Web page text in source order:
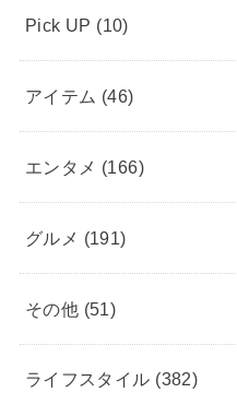
Pick UP (10)
アイテム (46)
エンタメ (166)
グルメ (191)
その他 (51)
ライフスタイル (382)